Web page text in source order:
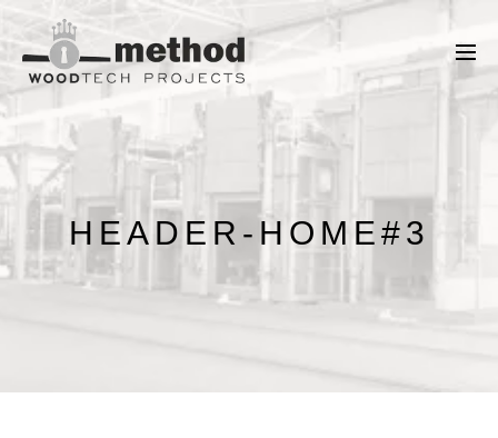
HEADER-HOME#3